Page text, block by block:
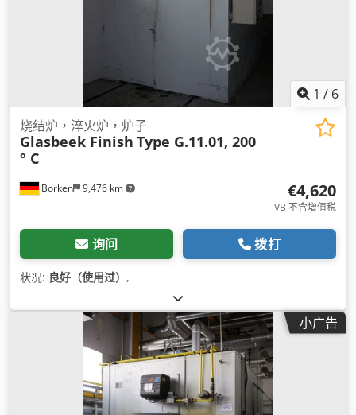
1 / 6
Borken 9,476 km
烧结炉，淬火炉，炉子
Glasbeek Finish Type G.11.01, 200
° C
€4,620
VB 不含增值税
询问 拨打
状况: 良好（使用过） ,
小广告